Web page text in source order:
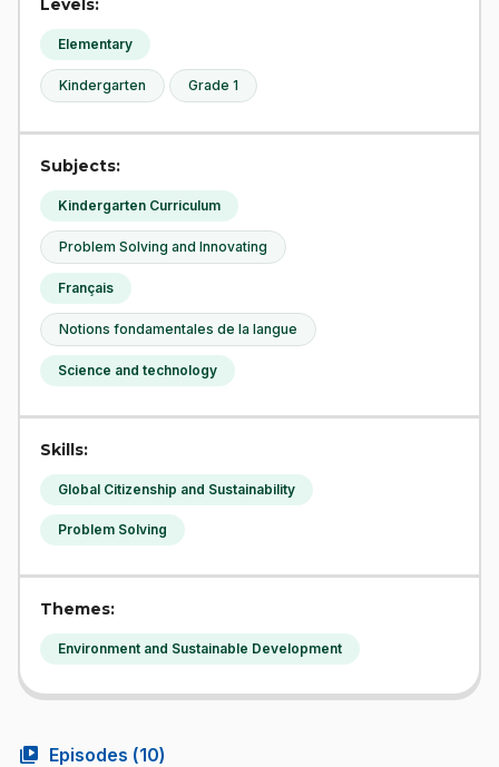
Levels:
Elementary
Kindergarten Grade 1
Subjects:
Kindergarten Curriculum
Problem Solving and Innovating
Français
Notions fondamentales de la langue
Science and technology
Skills:
Global Citizenship and Sustainability
Problem Solving
Themes:
Environment and Sustainable Development
video_library Episodes (10)